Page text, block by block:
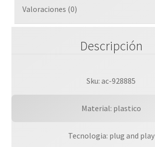
Dpi
Valoraciones (0)
Descripción
Sku: ac-928885
Material: plastico
Tecnologia: plug and play